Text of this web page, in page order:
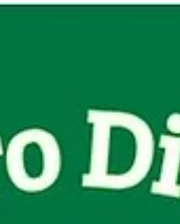
convivencia Vocacional para el
en Chetumal
y te quiere vivo". Te invitamos a